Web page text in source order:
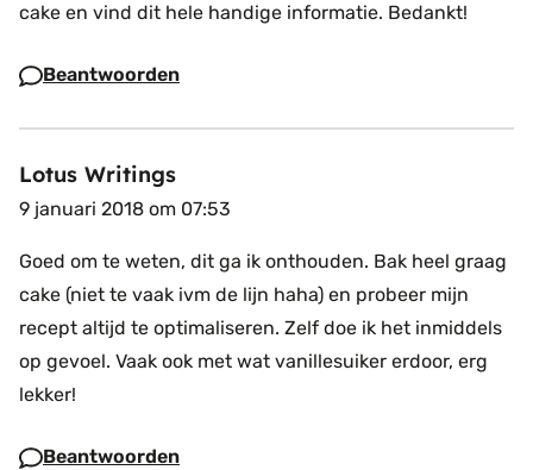
cake en vind dit hele handige informatie. Bedankt!
Beantwoorden
Lotus Writings
9 januari 2018 om 07:53
Goed om te weten, dit ga ik onthouden. Bak heel graag
cake (niet te vaak ivm de lijn haha) en probeer mijn
recept altijd te optimaliseren. Zelf doe ik het inmiddels
op gevoel. Vaak ook met wat vanillesuiker erdoor, erg
lekker!
Beantwoorden